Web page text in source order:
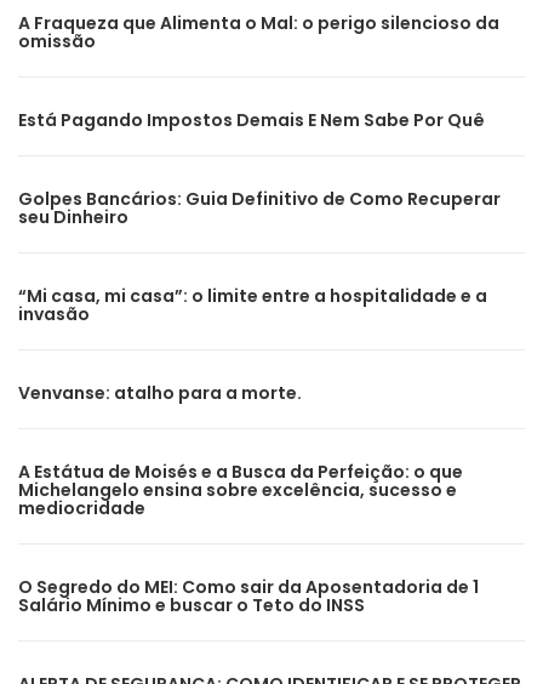
A Fraqueza que Alimenta o Mal: o perigo silencioso da
omissão
Está Pagando Impostos Demais E Nem Sabe Por Quê
Golpes Bancários: Guia Definitivo de Como Recuperar
seu Dinheiro
“Mi casa, mi casa”: o limite entre a hospitalidade e a
invasão
Venvanse: atalho para a morte.
A Estátua de Moisés e a Busca da Perfeição: o que
Michelangelo ensina sobre excelência, sucesso e
mediocridade
O Segredo do MEI: Como sair da Aposentadoria de 1
Salário Mínimo e buscar o Teto do INSS